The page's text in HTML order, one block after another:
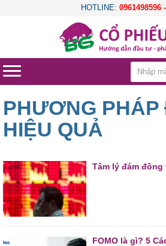
HOTLINE: 0961498596
PHƯƠNG
HIỆU QUẢ
Tâm lý đám
FOMO là gì? 5